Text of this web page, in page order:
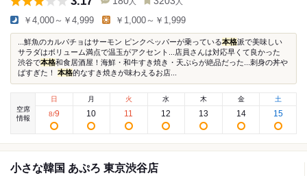
￥4,000～￥4,999 ￥1,000～￥1,999
...鮮魚のカルパチョはサーモン ピンクペッパーが乗っている本格派で美味しい
サラダはボリューム満点で温玉がアクセント...店員さんは対応早くて良かった
渋谷で本格和食居酒屋！海鮮・和牛すき焼き・天ぷらが絶品だった...刺身の丼や
ばすぎた！ 本格的なすき焼きが味わえるお店...
空席
情報
日
8/9
月
10
火
11
水
12
木
13
金
14
土
15
小さな韓国 あぷろ 東京渋谷店